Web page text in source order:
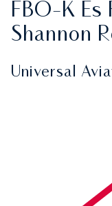
FBO-K És
Shannon
Universal